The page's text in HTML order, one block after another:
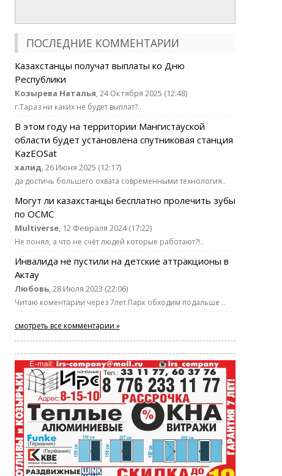
ПОСЛЕДНИЕ КОММЕНТАРИИ
Казахстанцы получат выплаты ко Дню
Республики
Козырева Наталья, 24 Октября 2025 (12:48)
г.Тараз ни каких не будет выплат?..
В этом году на территории Мангистауской
области будет установлена спутниковая станция
KazEOSat
халид, 26 Июня 2025 (12:17)
да достичь большего охвата современными технология..
Могут ли казахстанцы бесплатно пролечить зубы
по ОСМС
Multiverse, 12 Февраля 2024 (17:22)
Не понял, а что не счёт людей которые работают?!..
Инвалида не пустили на детские аттракционы в
Актау
Любовь, 28 Июля 2023 (22:06)
Читаю коментарии через 7лет.Парк обходим подальше ..
смотреть все комментарии »